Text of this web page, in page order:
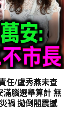
任/盧秀燕未查
滿腦選舉算計 無
禍 拋倒閣震撼